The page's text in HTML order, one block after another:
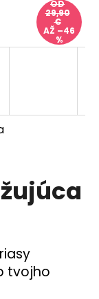
tvojho
OD
29,90
€
AŽ –46
%